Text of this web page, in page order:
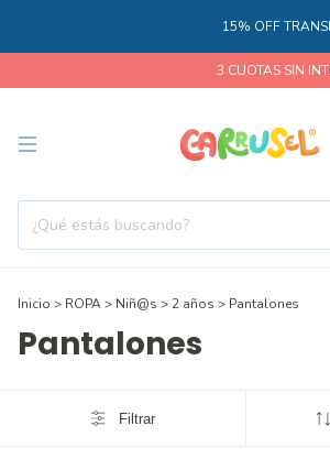
15% OFF
3 CUOTAS SIN INTERÉS
Inicio > ROPA> Niñ@s >2 años > Pantalones
Pantalones
Filtrar